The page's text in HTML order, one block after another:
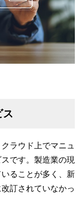
ス
ラウド上でマニュ
です。製造業の現
ることが多く、新
訂されていなかっ